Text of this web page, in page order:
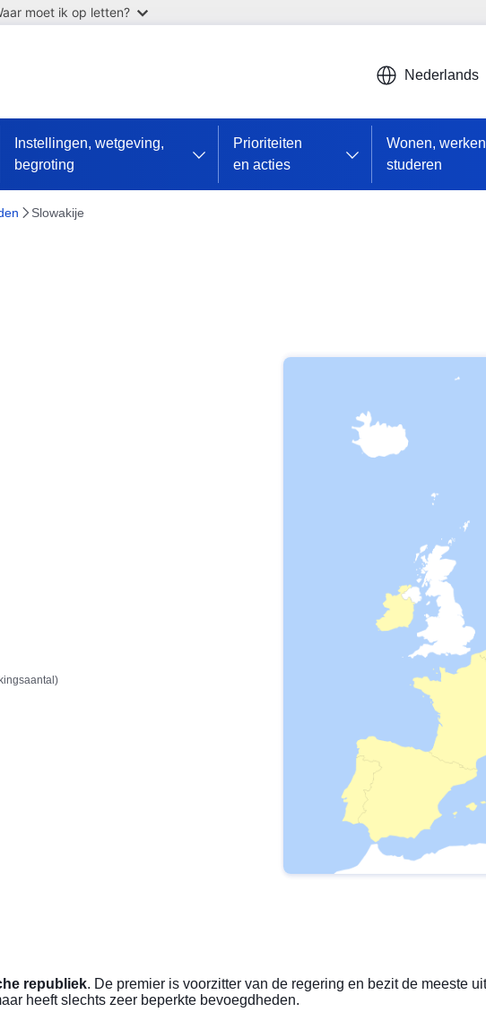
moet ik op letten?
Nederlands
Instellingen, wetgeving,
begroting
Prioriteiten
en acties
Wonen,
studeren
Slowakije
)
republiek. De premier is voorzitter van de regering en bezit de meeste
heeft slechts zeer beperkte bevoegdheden.